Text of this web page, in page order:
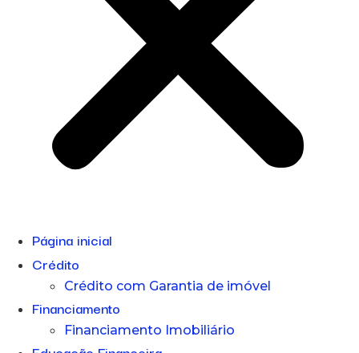
Página inicial
Crédito
Crédito com Garantia de imóvel
Financiamento
Financiamento Imobiliário